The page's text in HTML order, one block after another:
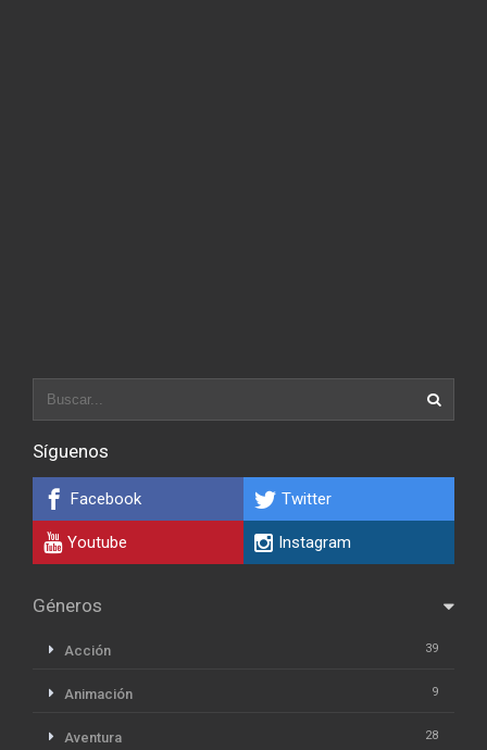
Síguenos
Facebook Twitter
Youtube Instagram
Géneros
Acción 39
Animación 9
Aventura 28